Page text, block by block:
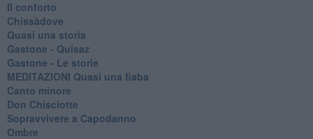
Il conforto
Chissàdove
Quasi una storia
Gastone - Quisaz
Gastone - Le storie
MEDITAZIONI Quasi una fiaba
Canto minore
Don Chisciotte
Sopravvivere a Capodanno
Ombre